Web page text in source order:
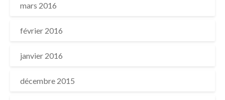
mars 2016
février 2016
janvier 2016
décembre 2015